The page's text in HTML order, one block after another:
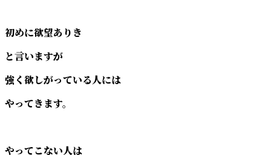
初めに欲望ありき
と言いますが
強く欲しがっている人には
やってきます。
やってこない人は